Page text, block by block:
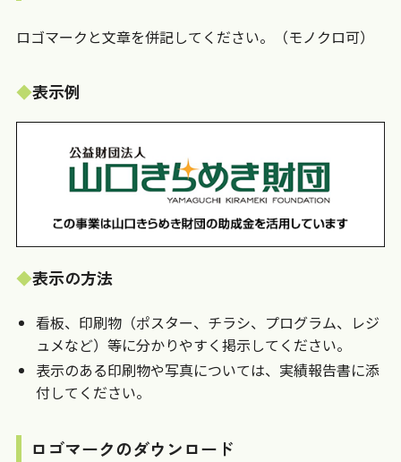
ロゴマークと文章を併記してください。（モノクロ可）
表示例
表示の方法
看板、印刷物（ポスター、チラシ、プログラム、レジ
ュメなど）等に分かりやすく掲示してください。
表示のある印刷物や写真については、実績報告書に添
付してください。
ロゴマークのダウンロード